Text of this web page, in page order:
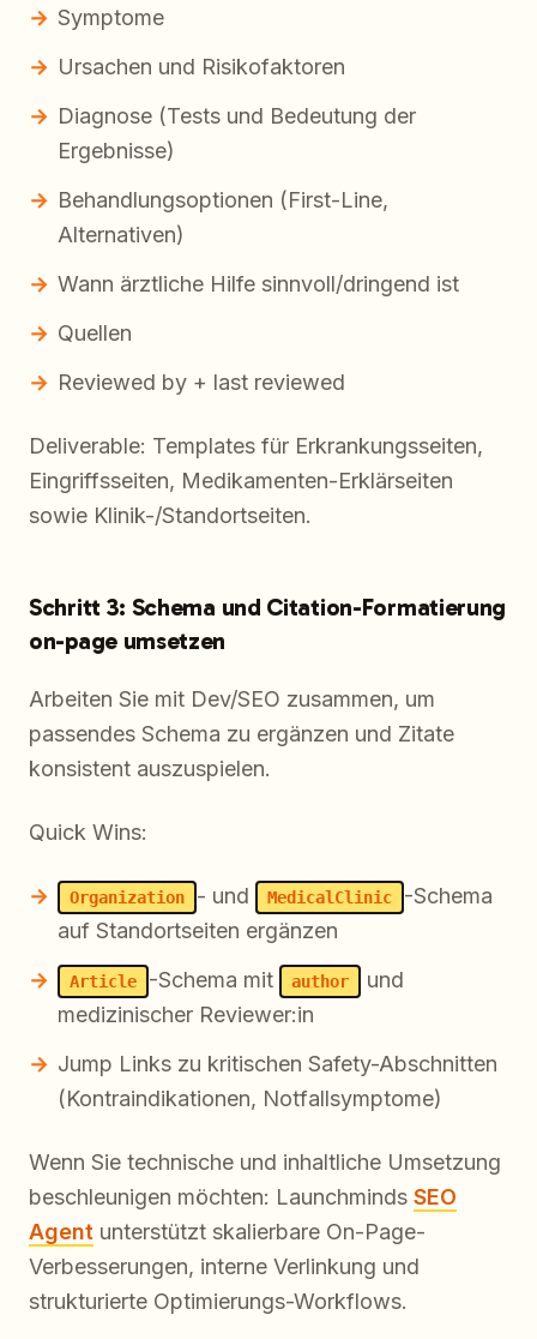
Symptome
Ursachen und Risikofaktoren
Diagnose (Tests und Bedeutung der
Ergebnisse)
Behandlungsoptionen (First-Line,
Alternativen)
Wann ärztliche Hilfe sinnvoll/dringend ist
Quellen
Reviewed by + last reviewed
Deliverable: Templates für Erkrankungsseiten,
Eingriffsseiten, Medikamenten-Erklärseiten
sowie Klinik-/Standortseiten.
Schritt 3: Schema und Citation-Formatierung
on-page umsetzen
Arbeiten Sie mit Dev/SEO zusammen, um
passendes Schema zu ergänzen und Zitate
konsistent auszuspielen.
Quick Wins:
Organization - und MedicalClinic
-Schema
auf Standortseiten ergänzen
Article -Schema mit author
und
medizinischer Reviewer:in
Jump Links zu kritischen Safety-Abschnitten
(Kontraindikationen, Notfallsymptome)
Wenn Sie technische und inhaltliche Umsetzung
beschleunigen möchten: Launchminds SEO
Agent unterstützt skalierbare On-Page-
Verbesserungen, interne Verlinkung und
strukturierte Optimierungs-Workflows.